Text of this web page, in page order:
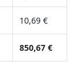
10,69 €
850,67 €